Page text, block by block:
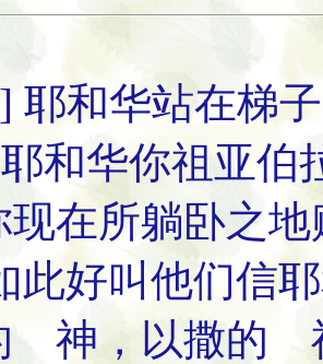
] 耶和华站在梯
耶和华你祖亚
现在所躺卧之
此好叫他们信
神，以撒的